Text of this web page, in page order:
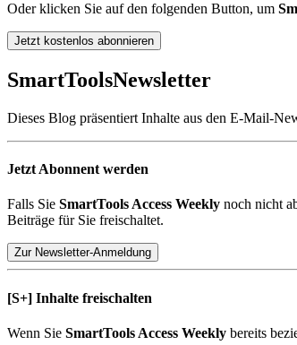
Oder klicken Sie auf den folgenden Button, um
Jetzt kostenlos abonnieren
SmartToolsNewsletter
Dieses Blog präsentiert Inhalte aus den E-Mail-
Jetzt Abonnent werden
Falls Sie SmartTools Access Weekly noch nicht
Beiträge für Sie freischaltet.
Zur Newsletter-Anmeldung
[S+] Inhalte freischalten
Wenn Sie SmartTools Access Weekly bereits